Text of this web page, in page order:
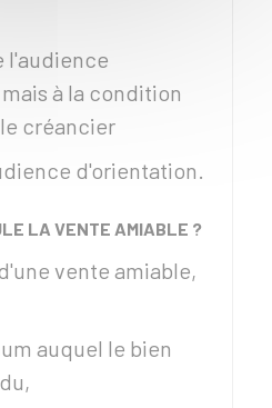
l'audience
à la condition
créancier
d'orientation.
LA VENTE AMIABLE ?
vente amiable,
auquel le bien